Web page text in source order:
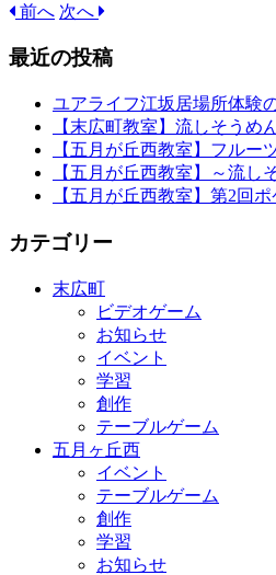
前へ 次へ
最近の投稿
ユアライフ江坂居場所体験
【末広町教室】流しそうめ
【五月が丘西教室】フルー
【五月が丘西教室】～流し
【五月が丘西教室】第2回
カテゴリー
末広町
ビデオゲーム
お知らせ
イベント
学習
創作
テーブルゲーム
五月ヶ丘西
イベント
テーブルゲーム
創作
学習
お知らせ